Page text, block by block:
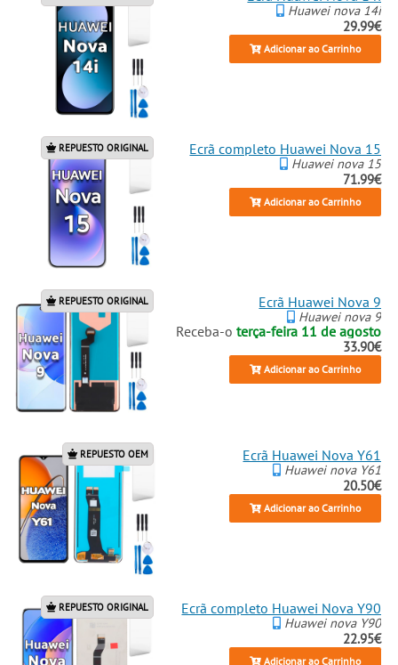
Huawei nova 14i
29.99€
Adicionar ao Carrinho
REPUESTO ORIGINAL Ecrã completo Huawei Nova 15
Huawei nova 15
71.99€
Adicionar ao Carrinho
REPUESTO ORIGINAL Ecrã Huawei Nova 9
Huawei nova 9
Receba-oterça-feira 11 de agosto
33.90€
Adicionar ao Carrinho
REPUESTO OEM Ecrã Huawei Nova Y61
Huawei nova Y61
20.50€
Adicionar ao Carrinho
REPUESTO ORIGINAL Ecrã completo Huawei Nova Y90
Huawei nova Y90
22.95€
Adicionar ao Carrinho